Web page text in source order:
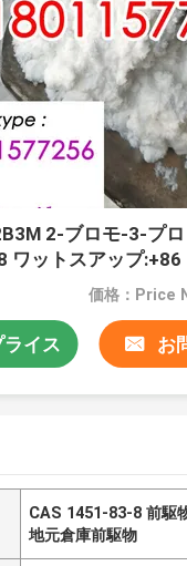
2-ブロモ-3-プ
ワットスアップ:+86
価格：Price
イス お
CAS 1451-83-8 前駆
地元倉庫前駆物